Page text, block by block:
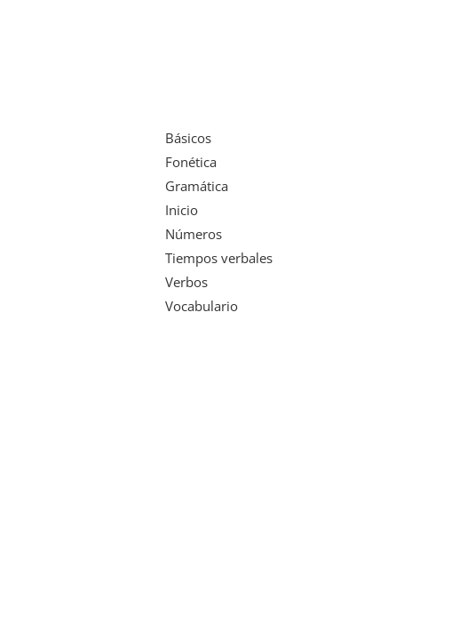
Básicos
Fonética
Gramática
Inicio
Números
Tiempos verbales
Verbos
Vocabulario